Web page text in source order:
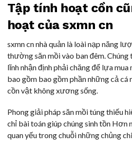
Tập tính hoạt cồn
hoạt của sxmn cn
sxmn cn nhà quản là loài nạp năng
thường săn mồi vào ban đêm.
lĩnh nhận định phải chăng để lựa
bao gồm bao gồm phần những cả cá
cồn vật không xương sống.
Phong giải pháp săn mồi túng thiếu
chỉ bài toán giúp chúng sinh tồn Hơn
quan yếu trong chuỗi những chủng